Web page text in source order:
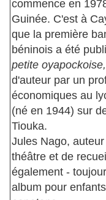
commence en
Guinée. C'est à
que la première
béninois a été
petite oyapockoise,
d'auteur par un
économiques au
(né en 1944) sur
Tiouka.
Jules Nago,
théâtre et de
également -
album pour